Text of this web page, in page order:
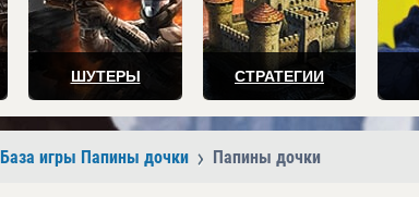
ШУТЕРЫ СТРАТЕГИИ
База игры Папины дочки Папины дочки